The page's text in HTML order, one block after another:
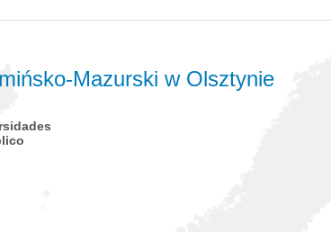
Mazurski w Olsztynie